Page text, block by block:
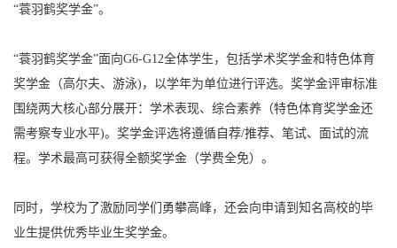
“蓑羽鹤奖学金”。
“蓑羽鹤奖学金”面向G6-G12全体学生，包括学术奖学金和特色体育
奖学金（高尔夫、游泳)，以学年为单位进行评选。奖学金评审标准
围绕两大核心部分展开：学术表现、综合素养（特色体育奖学金还
需考察专业水平)。奖学金评选将遵循自荐/推荐、笔试、面试的流
程。学术最高可获得全额奖学金（学费全免）。
同时，学校为了激励同学们勇攀高峰，还会向申请到知名高校的毕
业生提供优秀毕业生奖学金。